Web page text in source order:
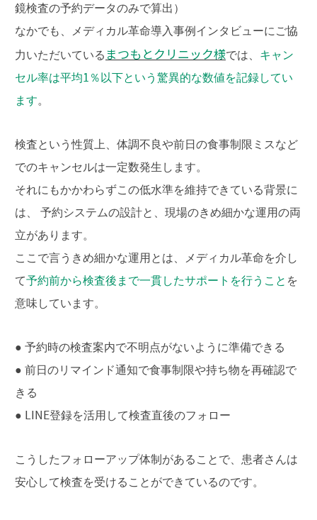
鏡検査の予約データのみで算出）
なかでも、メディカル革命導入事例インタビューにご協
力いただいている まつもとクリニック様では、 キャン
セル率は平均1％以下という驚異的な数値を記録してい
ます。
検査という性質上、体調不良や前日の食事制限ミスなど
でのキャンセルは一定数発生します。
それにもかかわらずこの低水準を維持できている背景に
は、 予約システムの設計と、現場のきめ細かな運用の両
立があります。
ここで言うきめ細かな運用とは、メディカル革命を介し
て予約前から検査後まで一貫したサポートを行うこと を
意味しています。
● 予約時の検査案内で不明点がないように準備できる
● 前日のリマインド通知で食事制限や持ち物を再確認で
きる
● LINE登録を活用して検査直後のフォロー
こうしたフォローアップ体制があることで、患者さんは
安心して検査を受けることができているのです。